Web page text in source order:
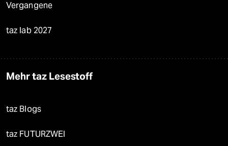
Vergangene
taz lab 2027
Mehr taz Lesestoff
taz Blogs
taz FUTURZWEI